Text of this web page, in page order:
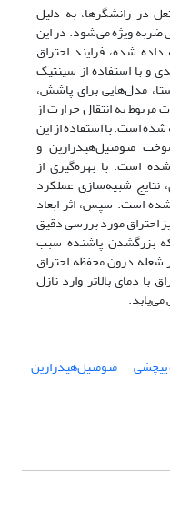
در رانشگرها، به ­دلیل
ضربه ویژه می‌شود. در این
داده‌ شده، فرایند احتراق
و با استفاده از سینتیک
مدل‌هایی برای پاشش،
مربوط به انتقال حرارت از
شده است. با استفاده از این
منومتیل‌هیدرازین و
است. با بهره‌گیری از
گسترده 1619مرحله‌ای، نتایج شبیه‌سازی عملکرد
است. سپس، اثر ابعاد
احتراق مورد بررسی دقیق
بزرگ­شدن پاشنده سبب
درون محفظه احتراق
با دمای بالاتر وارد نازل
پیچشی منومتیل‌هیدرازین